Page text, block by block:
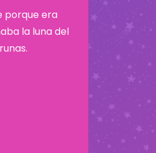
porque era
la luna del